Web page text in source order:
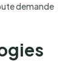
demande